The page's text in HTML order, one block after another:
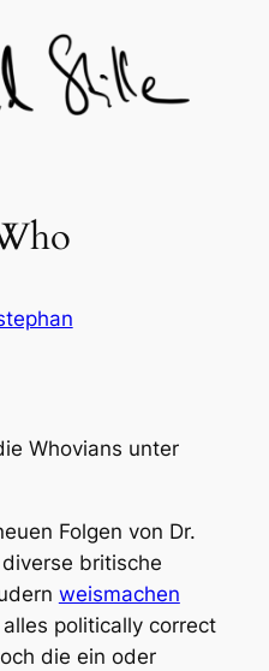
Whovians unter
Folgen von Dr.
britische
weismachen
politically correct
die ein oder